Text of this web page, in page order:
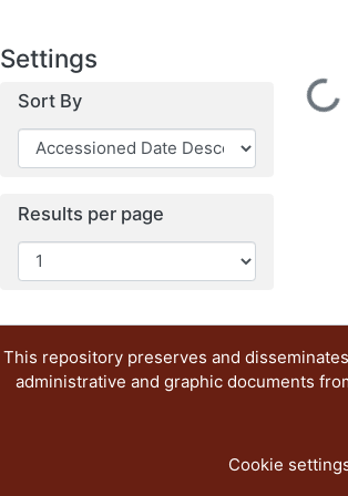
Settings
Sort By
Results per page
Loading...
This repository preserves and
administrative and graphic documents
Cookie